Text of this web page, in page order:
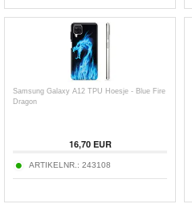
Samsung Galaxy A12 TPU Hoesje - Blue Fire
Dragon
16,70EUR
ARTIKELNR.: 243108